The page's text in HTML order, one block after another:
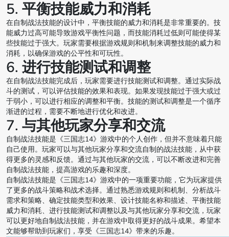
5. 平衡技能威力和消耗
在自制战法技能的设计中，平衡技能的威力和消耗是非常重要的。技
能威力过高可能导致游戏平衡性问题，而技能消耗过低则可能使得某
些技能过于强大。玩家需要根据游戏规则和机制来调整技能的威力和
消耗，以确保游戏的公平性和可玩性。
6. 进行技能测试和调整
在自制战法技能完成后，玩家需要进行技能测试和调整。通过实际战
斗的测试，可以评估技能的效果和表现。如果发现技能过于强大或过
于弱小，可以进行相应的调整和平衡。技能的测试和调整是一个循序
渐进的过程，需要不断地进行优化和改进。
7. 与其他玩家分享和交流
自制战法技能是《三国志14》游戏中的个人创作，但并不意味着只能
自己使用。玩家可以与其他玩家分享和交流自制的战法技能，从中获
得更多的灵感和反馈。通过与其他玩家的交流，可以不断改进和完善
自制战法技能，提高游戏的乐趣和深度。
自制战法技能是《三国志14》游戏中的一项重要功能，它为玩家提供
了更多的战斗策略和战术选择。通过熟悉游戏规则和机制、分析战斗
需求和策略、确定技能类型和效果、设计技能名称和描述、平衡技能
威力和消耗、进行技能测试和调整以及与其他玩家分享和交流，玩家
可以更好地自制战法技能，并在游戏中取得更好的战斗成果。希望本
文能够帮助到玩家们，享受《三国志14》带来的乐趣。